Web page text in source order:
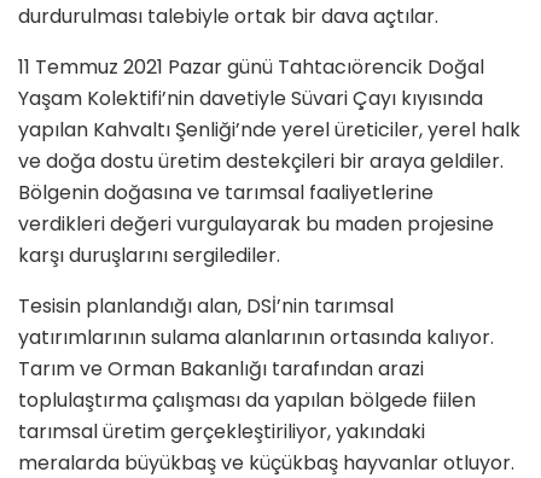
durdurulması talebiyle ortak bir dava açtılar.
11 Temmuz 2021 Pazar günü Tahtacıörencik Doğal
Yaşam Kolektifi’nin davetiyle Süvari Çayı kıyısında
yapılan Kahvaltı Şenliği’nde yerel üreticiler, yerel halk
ve doğa dostu üretim destekçileri bir araya geldiler.
Bölgenin doğasına ve tarımsal faaliyetlerine
verdikleri değeri vurgulayarak bu maden projesine
karşı duruşlarını sergilediler.
Tesisin planlandığı alan, DSİ’nin tarımsal
yatırımlarının sulama alanlarının ortasında kalıyor.
Tarım ve Orman Bakanlığı tarafından arazi
toplulaştırma çalışması da yapılan bölgede fiilen
tarımsal üretim gerçekleştiriliyor, yakındaki
meralarda büyükbaş ve küçükbaş hayvanlar otluyor.